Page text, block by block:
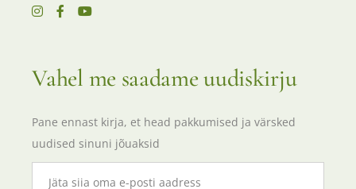
Vahel me saadame uudiskirju
Pane ennast kirja, et head pakkumised ja värsked
uudised sinuni jõuaksid